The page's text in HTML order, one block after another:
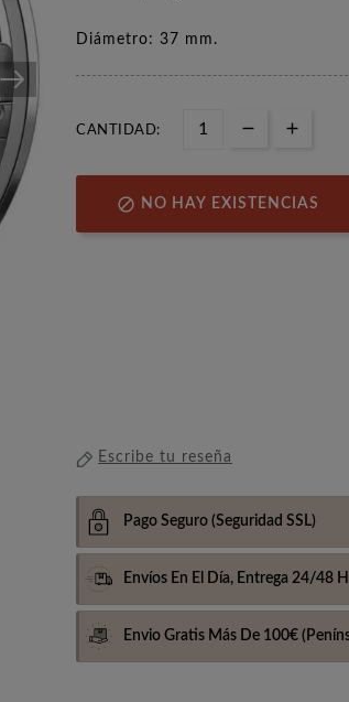
Diámetro: 37 mm.
CANTIDAD:
 NO HAY EXISTENCIAS
Escribe tu reseña
Pago Seguro (Seguridad SSL)
Envíos En El Día, Entrega 24/48
Envio Gratis Más De 100€